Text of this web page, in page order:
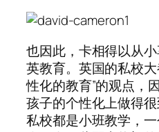
也因此，卡相得以从
英教育。英国的私校
性化的教育”的观点，
孩子的个性化上做得
私校都是小班教学，